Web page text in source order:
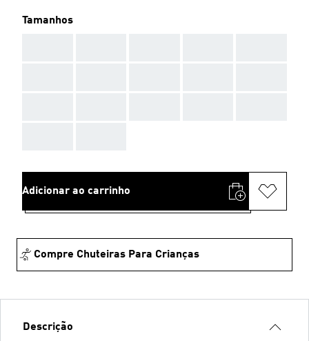
Tamanhos
Adicionar ao carrinho
Compre Chuteiras Para Crianças
Descrição